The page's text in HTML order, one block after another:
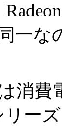
一な
消費
リー